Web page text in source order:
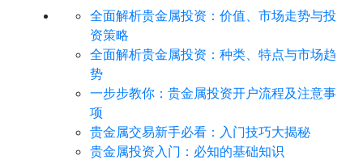
全面解析贵金属投资：价值、市场走势与投
资策略
全面解析贵金属投资：种类、特点与市场趋
势
​一步步教你：贵金属投资开户流程及注意事
项
贵金属交易新手必看：入门技巧大揭秘
贵金属投资入门：必知的基础知识